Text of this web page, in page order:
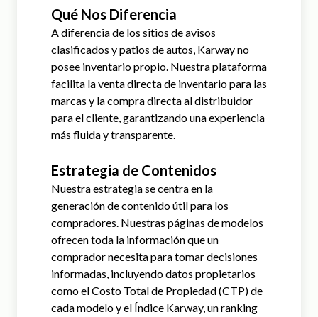
Qué Nos Diferencia
A diferencia de los sitios de avisos
clasificados y patios de autos, Karway no
posee inventario propio. Nuestra plataforma
facilita la venta directa de inventario para las
marcas y la compra directa al distribuidor
para el cliente, garantizando una experiencia
más fluida y transparente.
Estrategia de Contenidos
Nuestra estrategia se centra en la
generación de contenido útil para los
compradores. Nuestras páginas de modelos
ofrecen toda la información que un
comprador necesita para tomar decisiones
informadas, incluyendo datos propietarios
como el Costo Total de Propiedad (CTP) de
cada modelo y el Índice Karway, un ranking